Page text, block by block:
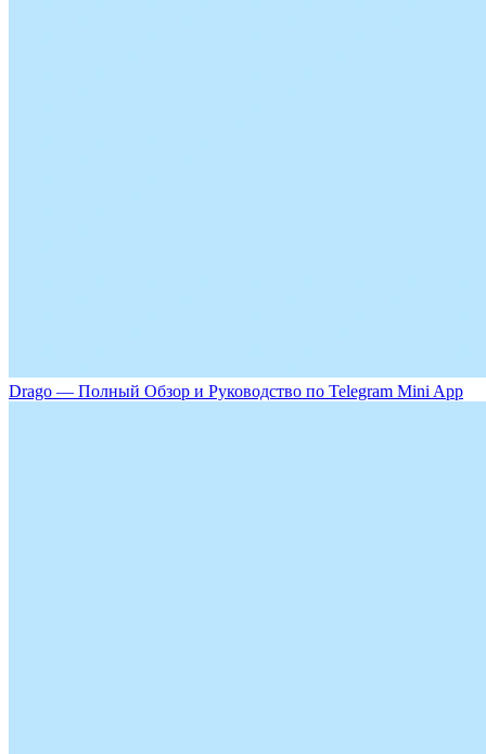
Drago — Полный Обзор и Руководство по Telegram Mini App